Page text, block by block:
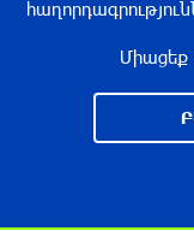
With a
Concert
Միացեք